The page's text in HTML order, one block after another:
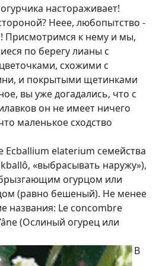
настораживает!
Неее, любопытство -
Присмотримся к нему и мы,
по берегу лианы с
схожими с
и покрытыми щетинками
вы уже догадались, что с
он не имеет ничего
маленькое сходство
Ecballium elaterium семейства
«выбрасывать наружу»),
огурцом или
(равно бешеный). Не менее
названия: Le concombre
(Ослиный огурец или
В